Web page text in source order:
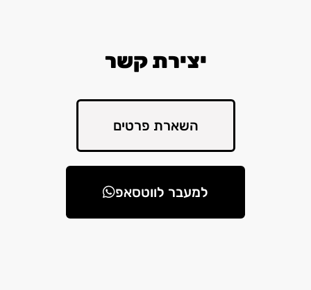
יצירת קשר
השארת פרטים
למעבר לווטסאפ